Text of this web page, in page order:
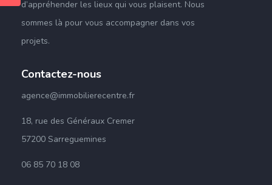
d’appréhender les lieux qui vous plaisent. Nous
sommes là pour vous accompagner dans vos
projets.
Contactez-nous
agence@immobilierecentre.fr
18, rue des Généraux Cremer
57200 Sarreguemines
06 85 70 18 08